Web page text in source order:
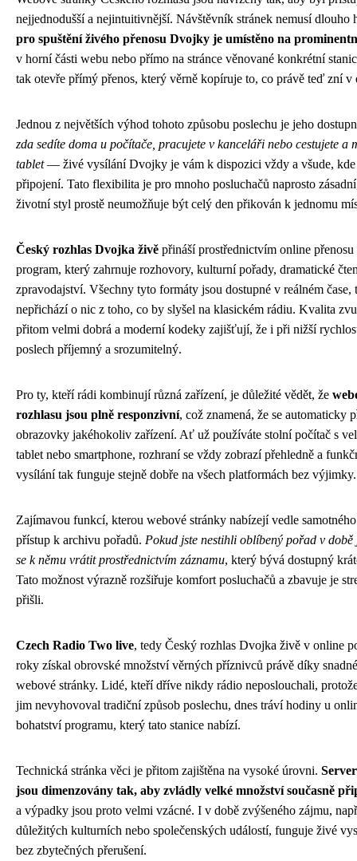
nejjednodušší a nejintuitivnější. Návštěvník stránek nemusí dlouho
pro spuštění živého přenosu Dvojky je umístěno na
v horní části webu nebo přímo na stránce věnované konkrétní
tak otevře přímý přenos, který věrně kopíruje to, co právě teď zní v
Jednou z největších výhod tohoto způsobu poslechu je jeho
zda sedíte doma u počítače, pracujete v kanceláři nebo cestujete a
tablet— živé vysílání Dvojky je vám k dispozici vždy a všude, kde
připojení. Tato flexibilita je pro mnoho posluchačů naprosto
životní styl prostě neumožňuje být celý den přikován k jednomu
Český rozhlas Dvojka živě přináší prostřednictvím online přenosu
program, který zahrnuje rozhovory, kulturní pořady, dramatické
zpravodajství. Všechny tyto formáty jsou dostupné v reálném čase,
nepřichází o nic z toho, co by slyšel na klasickém rádiu. Kvalita
přitom velmi dobrá a moderní kodeky zajišťují, že i při nižší
poslech příjemný a srozumitelný.
Pro ty, kteří rádi kombinují různá zařízení, je důležité vědět, že
rozhlasu jsou plně responzivní, což znamená, že se automaticky
obrazovky jakéhokoliv zařízení. Ať už používáte stolní počítač s
tablet nebo smartphone, rozhraní se vždy zobrazí přehledně a
vysílání tak funguje stejně dobře na všech platformách bez výjimky.
Zajímavou funkcí, kterou webové stránky nabízejí vedle
přístup k archivu pořadů. Pokud jste nestihli oblíbený pořad v
se k němu vrátit prostřednictvím záznamu, který bývá dostupný
Tato možnost výrazně rozšiřuje komfort posluchačů a zbavuje je
přišli.
Czech Radio Two live, tedy Český rozhlas Dvojka živě v online
roky získal obrovské množství věrných příznivců právě díky
webové stránky. Lidé, kteří dříve nikdy rádio neposlouchali,
jim nevyhovoval tradiční způsob poslechu, dnes tráví hodiny u
bohatství programu, který tato stanice nabízí.
Technická stránka věci je přitom zajištěna na vysoké úrovni.
jsou dimenzovány tak, aby zvládly velké množství současně
a výpadky jsou proto velmi vzácné. I v době zvýšeného zájmu,
důležitých kulturních nebo společenských událostí, funguje živé
bez zbytečných přerušení.